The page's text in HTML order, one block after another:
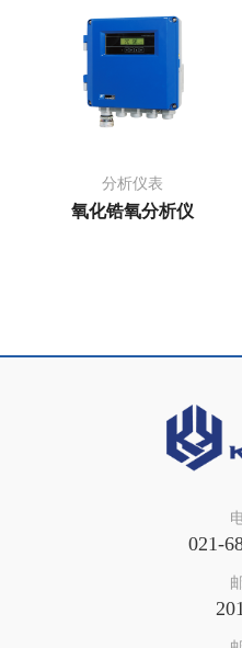
分析仪表
氧化锆氧分析仪
021-